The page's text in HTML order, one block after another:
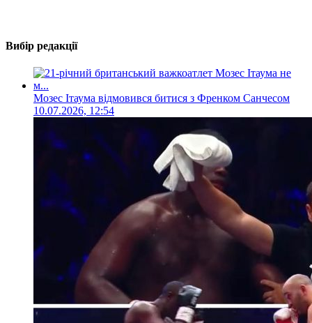
Вибір редакції
Мозес Ітаума відмовився битися з Френком Санчесом
10.07.2026, 12:54